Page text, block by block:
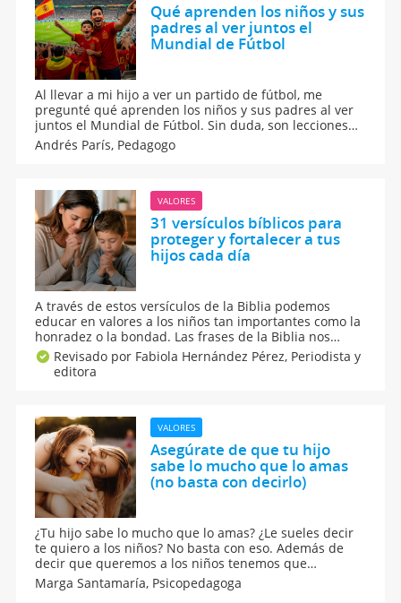
Qué aprenden los niños y sus
padres al ver juntos el
Mundial de Fútbol
Al llevar a mi hijo a ver un partido de fútbol, me
pregunté qué aprenden los niños y sus padres al ver
juntos el Mundial de Fútbol. Sin duda, son lecciones
que son muy valiosas para mi día a día. Aquí, quiero
compartir las claves para enseñar a tus pequeños qué
Andrés París, Pedagogo
VALORES
31 versículos bíblicos para
proteger y fortalecer a tus
hijos cada día
A través de estos versículos de la Biblia podemos
educar en valores a los niños tan importantes como la
honradez o la bondad. Las frases de la Biblia nos
ayudan a acercarnos a Dios. Estos 31 versículos
bíblicos para proteger y fortalecer a tus hijos cada día
te ayuarán a educarlos en valores.
Revisado por Fabiola Hernández Pérez, Periodista y
editora
VALORES
Asegúrate de que tu hijo
sabe lo mucho que lo amas
(no basta con decirlo)
¿Tu hijo sabe lo mucho que lo amas? ¿Le sueles decir
te quiero a los niños? No basta con eso. Además de
decir que queremos a los niños tenemos que
demostrárselo con gestos de amor. Cómo educar en el
amor a los niños para que se sientan amados. Te
Marga Santamaría, Psicopedagoga